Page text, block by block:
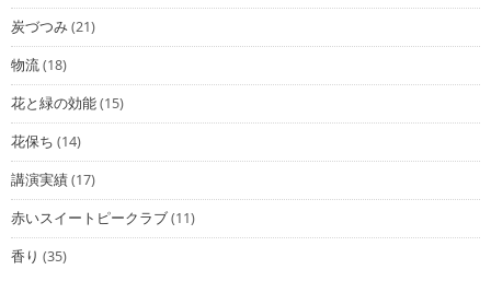
炭づつみ(21)
物流(18)
花と緑の効能(15)
花保ち (14)
講演実績(17)
赤いスイートピークラブ(11)
香り (35)